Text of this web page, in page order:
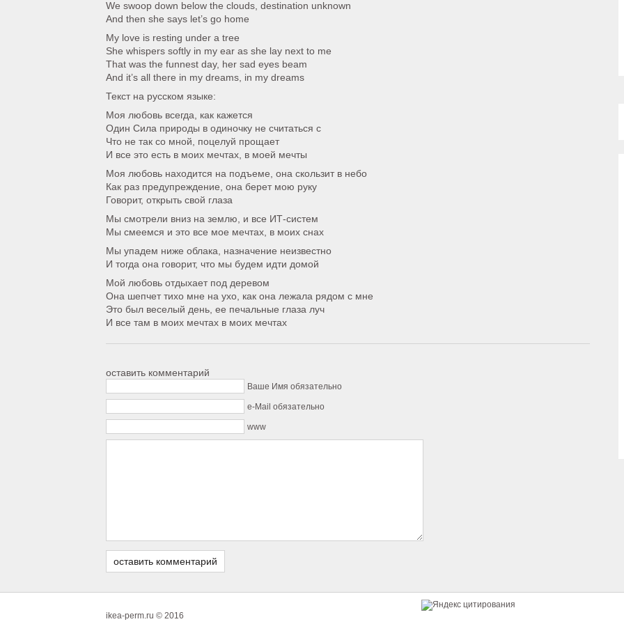
We swoop down below the clouds, destination unknown
And then she says let’s go home
My love is resting under a tree
She whispers softly in my ear as she lay next to me
That was the funnest day, her sad eyes beam
And it’s all there in my dreams, in my dreams
Текст на русском языке:
Моя любовь всегда, как кажется
Один Сила природы в одиночку не считаться с
Что не так со мной, поцелуй прощает
И все это есть в моих мечтах, в моей мечты
Моя любовь находится на подъеме, она скользит в небо
Как раз предупреждение, она берет мою руку
Говорит, открыть свой глаза
Мы смотрели вниз на землю, и все ИТ-систем
Мы смеемся и это все мое мечтах, в моих снах
Мы упадем ниже облака, назначение неизвестно
И тогда она говорит, что мы будем идти домой
Мой любовь отдыхает под деревом
Она шепчет тихо мне на ухо, как она лежала рядом с мне
Это был веселый день, ее печальные глаза луч
И все там в моих мечтах в моих мечтах
оставить комментарий
Ваше Имя обязательно
e-Mail обязательно
www
ikea-perm.ru © 2016